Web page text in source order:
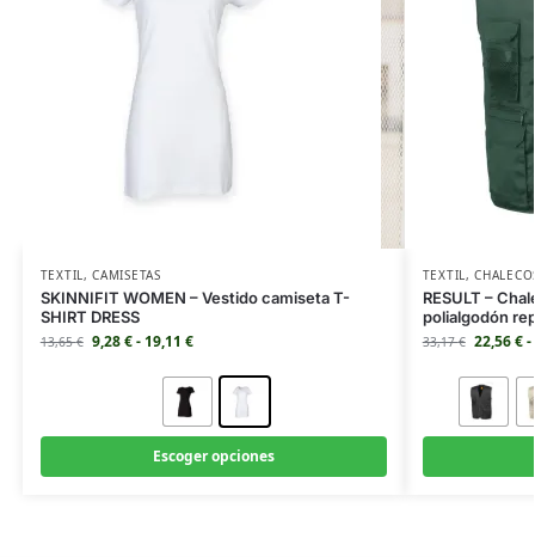
TEXTIL,CAMISETAS
SKINNIFIT WOMEN – Vestido camiseta T-
SHIRT DRESS
13,65€ 9,28€- 19,11 €
Escoger opciones
TEXTIL,
RESULT –
polialgodón
33,17€ 22,56€-